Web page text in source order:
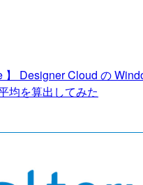
】 Designer Cloud の
均を算出してみた